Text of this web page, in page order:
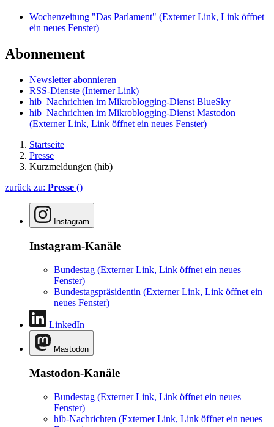
Wochenzeitung "Das Parlament" (Externer Link, Link öffnet
ein neues Fenster)
Abonnement
Newsletter abonnieren
RSS-Dienste (Interner Link)
hib_Nachrichten im Mikroblogging-Dienst BlueSky
hib_Nachrichten im Mikroblogging-Dienst Mastodon
(Externer Link, Link öffnet ein neues Fenster)
Startseite
Presse
Kurzmeldungen (hib)
zurück zu: Presse ()
Instagram
Instagram-Kanäle
Bundestag (Externer Link, Link öffnet ein neues
Fenster)
Bundestagspräsidentin (Externer Link, Link öffnet ein
neues Fenster)
LinkedIn
Mastodon
Mastodon-Kanäle
Bundestag (Externer Link, Link öffnet ein neues
Fenster)
hib-Nachrichten (Externer Link, Link öffnet ein neues